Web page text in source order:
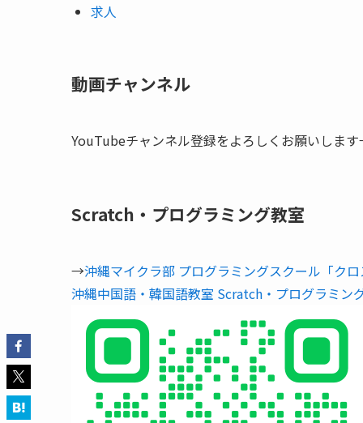
求人
動画チャンネル
YouTubeチャンネル登録をよろしくお願いしま
Scratch・プログラミング教室
→沖縄マイクラ部 プログラミングスクール「ク
沖縄中国語・韓国語教室 Scratch・プログラミン